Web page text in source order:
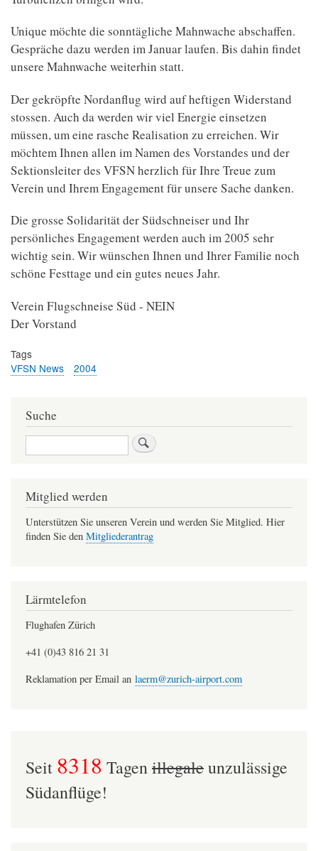
Unique möchte die sonntägliche Mahnwache abschaffen.
Gespräche dazu werden im Januar laufen. Bis dahin findet
unsere Mahnwache weiterhin statt.
Der gekröpfte Nordanflug wird auf heftigen Widerstand
stossen. Auch da werden wir viel Energie einsetzen
müssen, um eine rasche Realisation zu erreichen. Wir
möchtem Ihnen allen im Namen des Vorstandes und der
Sektionsleiter des VFSN herzlich für Ihre Treue zum
Verein und Ihrem Engagement für unsere Sache danken.
Die grosse Solidarität der Südschneiser und Ihr
persönliches Engagement werden auch im 2005 sehr
wichtig sein. Wir wünschen Ihnen und Ihrer Familie noch
schöne Festtage und ein gutes neues Jahr.
Verein Flugschneise Süd - NEIN
Der Vorstand
Tags
VFSN News
2004
Suche
Suche
Mitglied werden
Unterstützen Sie unseren Verein und werden Sie Mitglied. Hier
finden Sie den Mitgliederantrag
Lärmtelefon
Flughafen Zürich
+41 (0)43 816 21 31
Reklamation per Email an laerm@zurich-airport.com
Seit 8318 Tagenillegaleunzulässige
Südanflüge!